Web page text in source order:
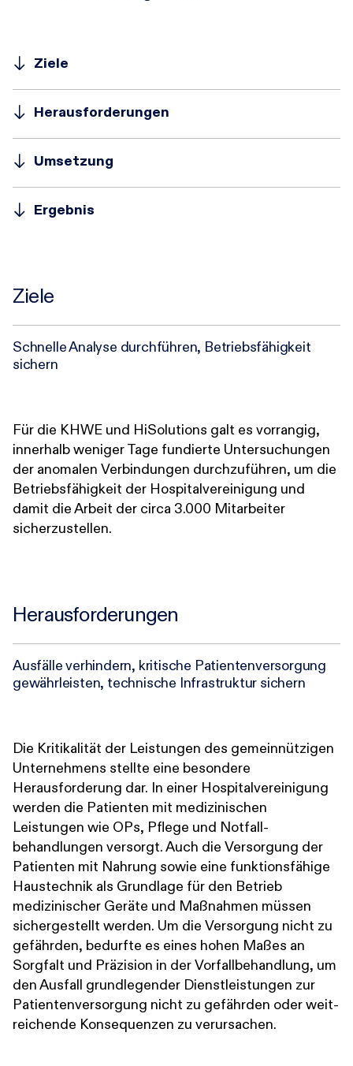
Ziele
Herausforderungen
Umsetzung
Ergebnis
Ziele
Schnelle Analyse durchführen, Betriebsfähigkeit
sichern
Für die KHWE und HiSolutions galt es vorrangig,
innerhalb weniger Tage fundierte Untersuchungen
der anomalen Verbindungen durchzuführen, um die
Betriebsfähigkeit der Hospitalvereinigung und
damit die Arbeit der circa 3.000 Mitarbeiter
sicherzustellen.
Herausforderungen
Ausfälle verhindern, kritische Patienten­versorgung
gewährleisten, technische Infrastruktur sichern
Die Kritikalität der Leistungen des gemeinnützigen
Unternehmens stellte eine besondere
Herausforderung dar. In einer Hospital­vereinigung
werden die Patienten mit medizinischen
Leistungen wie OPs, Pflege und Notfall­
behandlungen versorgt. Auch die Versorgung der
Patienten mit Nahrung sowie eine funktionsfähige
Haustechnik als Grundlage für den Betrieb
medizinischer Geräte und Maßnahmen müssen
sichergestellt werden. Um die Versorgung nicht zu
gefährden, bedurfte es eines hohen Maßes an
Sorgfalt und Präzision in der Vorfallbehandlung, um
den Ausfall grundlegender Dienstleistungen zur
Patienten­versorgung nicht zu gefährden oder weit­
reichende Konsequenzen zu verursachen.